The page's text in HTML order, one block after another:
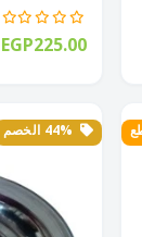
EGP225.00